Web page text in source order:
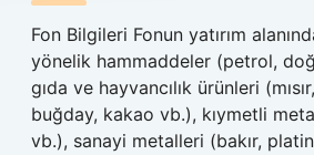
Fon Bilgileri Fonun yatırım
yönelik hammaddeler (petrol,
gıda ve hayvancılık ürünleri
buğday, kakao vb.), kıymetli
vb.), sanayi metalleri (bakır,